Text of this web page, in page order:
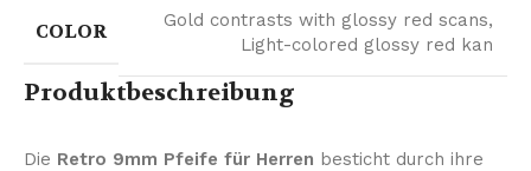
COLOR Gold contrasts with glossy red scans,
Light-colored glossy red kan
Produktbeschreibung
Die Retro 9mm Pfeife für Herren besticht durch ihre